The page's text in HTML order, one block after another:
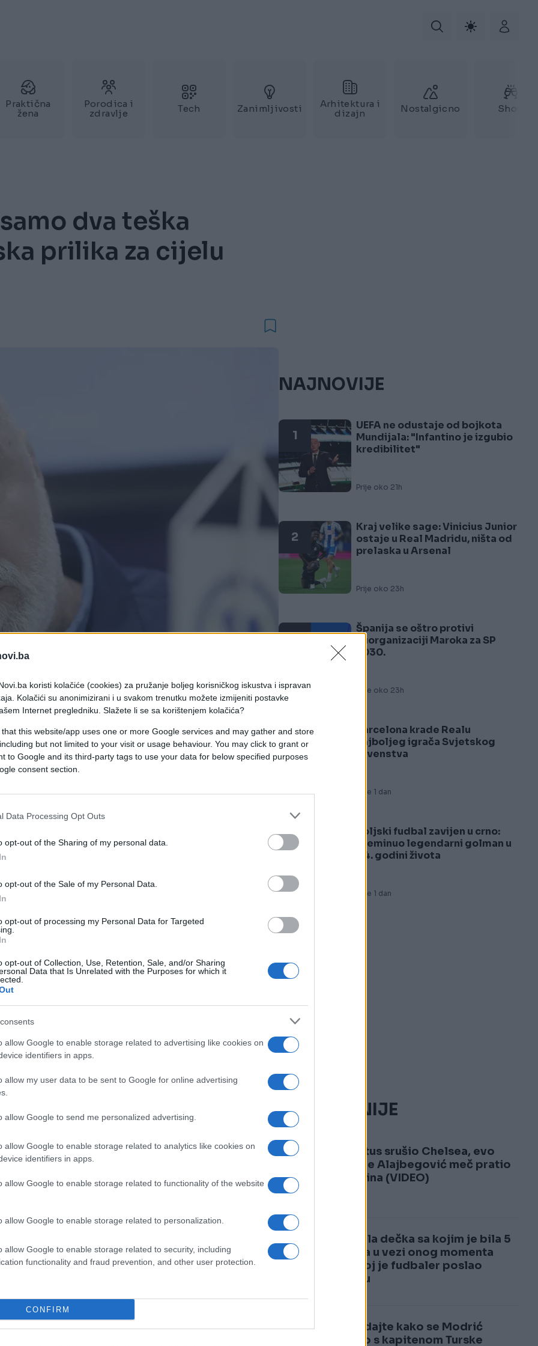
koristi kolačiće (cookies) za pružanje boljeg korisničkog iskustva i ispravan
Kolačići su anonimizirani i u svakom trenutku možete izmijeniti postavke
Internet pregledniku. Slažete li se sa korištenjem kolačića?
that this website/app uses one or more Google services and may gather and store
but not limited to your visit or usage behaviour. You may click to grant or
to Google and its third-party tags to use your data for below specified purposes
consent section.
Data Processing Opt Outs
opt-out of the Sharing of my personal data.
opt-out of the Sale of my Personal Data.
opt-out of processing my Personal Data for Targeted
opt-out of Collection, Use, Retention, Sale, and/or Sharing
Data that Is Unrelated with the Purposes for which it
allow Google to enable storage related to advertising like cookies on
identifiers in apps.
allow my user data to be sent to Google for online advertising
allow Google to send me personalized advertising.
allow Google to enable storage related to analytics like cookies on
identifiers in apps.
allow Google to enable storage related to functionality of the website
allow Google to enable storage related to personalization.
allow Google to enable storage related to security, including
functionality and fraud prevention, and other user protection.
CONFIRM
Praktična
žena
Porodica i
zdravlje
Tech Zanimljivosti
Arhitektura i
dizajn
Nostalgicno Show
dva teška
prilika za cijelu
Sergej Barbarez putem instagrama uputio
na Svjetsko prvenstvo, poručivši da
već historijska prilika za cijelu naciju".
BiH u baražu suočiti s izuzetno snažnim
da značaj predstojećih utakmica prevazilazi
pred historijom. Pred prilikom da jednoj
prvenstva 2026. u Sjedinjenim
je selektor.
nošenja državnog grba, navodeći da to nije
ili statistike, već odgovornost prema svakom
Bosne i Hercegovine.
u stvaranju mentaliteta ekipe, građenju
u emocionalno zahtjevnim situacijama, uz
prije svega hrabrost, smirenost i zajedništvo.
glavu i vrelo srce
put reprezentacije, podsjetivši na brojna
pretvorene u dodatnu motivaciju, naglasivši da
već rezultat rada, discipline i jedinstva.
igrača, iza njih stoji kompletan stručni
mogu imati detalji, poput pravovremenih
loptu, komunikaciju bez straha, hladnu glavu i
i vjera stručnog štaba moraju biti temelj
BiH pokaže jedinstvo, liderstvo i
stručni štab biti oslonac igračima u svakom
NAJNOVIJE
1
UEFA ne odustaje od bojkota
Mundijala: "Infantino je izgubio
kredibilitet"
Prije oko 21h
2
Kraj velike sage: Vinicius Junior
ostaje u Real Madridu, ništa od
prelaska u Arsenal
Prije oko 23h
3
Španija se oštro protivi
suorganizaciji Maroka za SP
2030.
Prije oko 23h
4
Barcelona krade Realu
najboljeg igrača Svjetskog
prvenstva
Prije 1 dan
5
Poljski fudbal zavijen u crno:
Preminuo legendarni golman u
44. godini života
Prije 1 dan
NAJČITANIJE
1
Juventus srušio Chelsea, evo
zašto je Alajbegović meč pratio
sa tribina (VIDEO)
2
Ostavila dečka sa kojim je bila 5
godina u vezi onog momenta
kada joj je fudbaler poslao
poruku
Pogledajte kako se Modrić
našalio s kapitenom Turske